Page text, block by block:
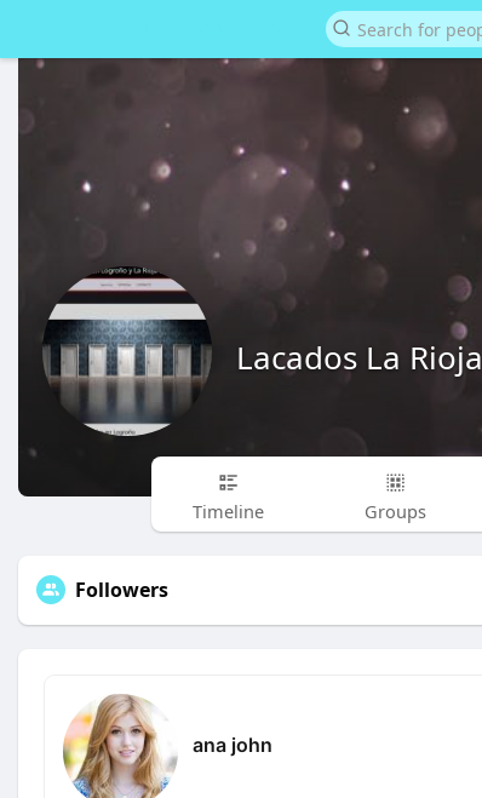
Lacados La Rioja
Timeline Groups
Followers
ana john